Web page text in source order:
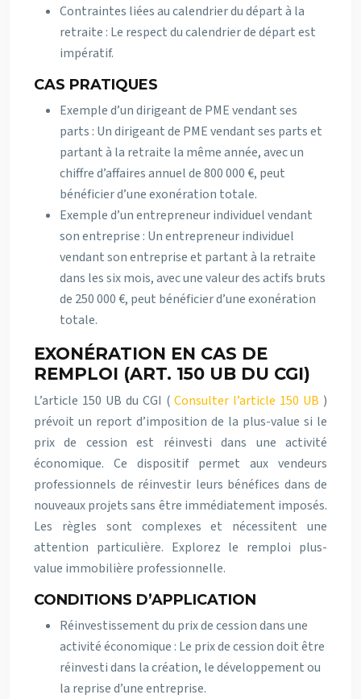
Contraintes liées au calendrier du départ à la
retraite : Le respect du calendrier de départ est
impératif.
CAS PRATIQUES
Exemple d’un dirigeant de PME vendant ses
parts : Un dirigeant de PME vendant ses parts et
partant à la retraite la même année, avec un
chiffre d’affaires annuel de 800 000 €, peut
bénéficier d’une exonération totale.
Exemple d’un entrepreneur individuel vendant
son entreprise : Un entrepreneur individuel
vendant son entreprise et partant à la retraite
dans les six mois, avec une valeur des actifs bruts
de 250 000 €, peut bénéficier d’une exonération
totale.
EXONÉRATION EN CAS DE
REMPLOI (ART. 150 UB DU CGI)
L’article 150 UB du CGI (Consulter l’article 150 UB )
prévoit un report d’imposition de la plus-value si le
prix de cession est réinvesti dans une activité
économique. Ce dispositif permet aux vendeurs
professionnels de réinvestir leurs bénéfices dans de
nouveaux projets sans être immédiatement imposés.
Les règles sont complexes et nécessitent une
attention particulière. Explorez le remploi plus-
value immobilière professionnelle.
CONDITIONS D’APPLICATION
Réinvestissement du prix de cession dans une
activité économique : Le prix de cession doit être
réinvesti dans la création, le développement ou
la reprise d’une entreprise.